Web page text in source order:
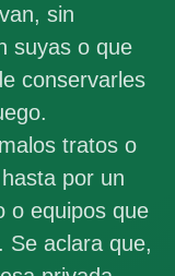
sin
suyas o que
conservarles
tratos o
por un
o equipos que
Se aclara que,